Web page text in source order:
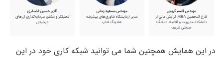
در این همایش همچنین شما می توانید شبکه کاری خود در این